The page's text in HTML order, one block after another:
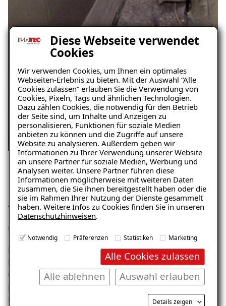
Diese Webseite verwendet
Cookies
Wir verwenden Cookies, um Ihnen ein optimales
Webseiten-Erlebnis zu bieten. Mit der Auswahl “Alle
Cookies zulassen” erlauben Sie die Verwendung von
Cookies, Pixeln, Tags und ähnlichen Technologien.
Dazu zählen Cookies, die notwendig für den Betrieb
der Seite sind, um Inhalte und Anzeigen zu
personalisieren, Funktionen für soziale Medien
anbieten zu können und die Zugriffe auf unsere
Website zu analysieren. Außerdem geben wir
Informationen zu Ihrer Verwendung unserer Website
an unsere Partner für soziale Medien, Werbung und
Analysen weiter. Unsere Partner führen diese
Informationen möglicherweise mit weiteren Daten
zusammen, die Sie ihnen bereitgestellt haben oder die
sie im Rahmen Ihrer Nutzung der Dienste gesammelt
haben. Weitere Infos zu Cookies finden Sie in unseren
Datenschutzhinweisen.
Notwendig Präferenzen Statistiken Marketing
Alle Cookies zulassen
Auswahl erlauben
Alle ablehnen
Details zeigen
Das Ergebnis: Langfristige
Trockenheit und Werterhalt in
Oberstdorf
Nach der Sanierung durch ISOTEC präsentiert sich der
Keller des Einzelhandelsladens in Oberstdorf trocken
und frei von Salzausblühungen und Schimmel. Die
professionelle Umsetzung der Maßnahmen hat nicht
nur die bestehenden Probleme behoben, sondern auch
Ratgeber „Sofort-Tipps gegen
Feuchtigkeit“
– jetzt kostenlos
herunterladen!
E-Mail eingeben
Kostenlosen Ratgeber anfordern